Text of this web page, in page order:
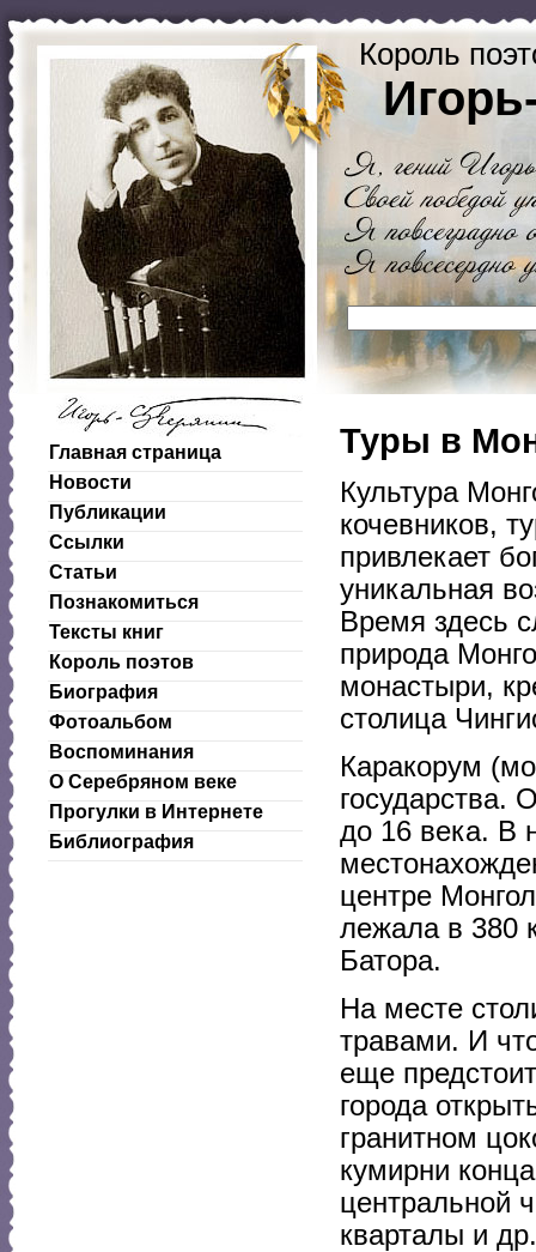
Король
Главная страница
Новости
Публикации
Ссылки
Статьи
Познакомиться
Тексты книг
Король поэтов
Биография
Фотоальбом
Воспоминания
О Серебряном веке
Прогулки в Интернете
Библиография
Туры в
Культура
кочевников,
привлекает
уникальная
Время здесь
природа
монастыри,
столица
Каракорум
государства.
до 16 века. В
центре
лежала в 380
Батора.
На месте
травами. И
еще
города
гранитном
кумирни
центральной
кварталы и